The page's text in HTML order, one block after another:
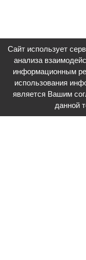
Сайт использует
анализа
информационным
использования
является Вашим
данной